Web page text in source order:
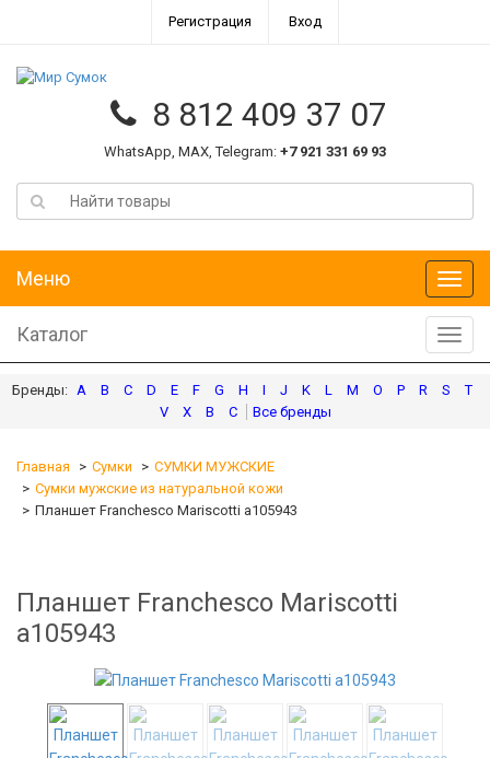
Регистрация Вход
8 812 409 37 07
WhatsApp, MAX, Telegram: +7 921 331 69 93
Меню
Меню
Каталог
A B C D E F G H I J K L M O P R S
T
V
X В С
Главная Сумки
СУМКИ МУЖСКИЕ
Сумки мужские из натуральной кожи
Планшет Franchesco Mariscotti а105943
Планшет Franchesco Mariscotti
а105943